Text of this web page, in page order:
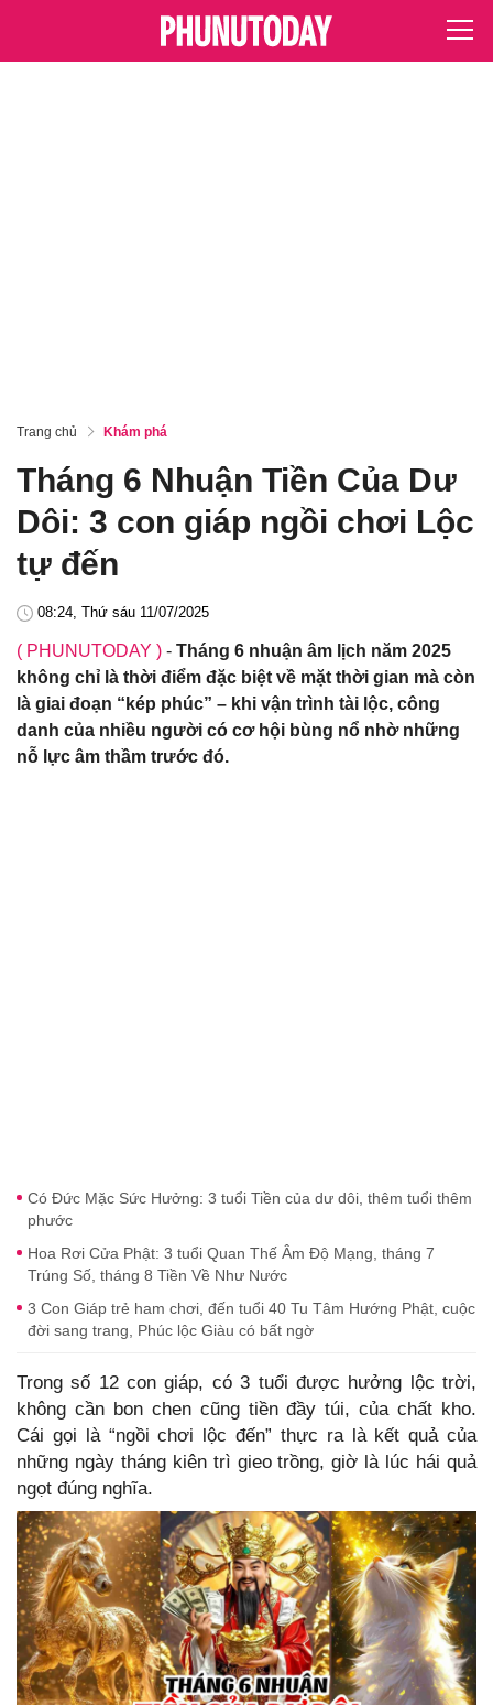
Trang chủ Khám phá
Tháng 6 Nhuận Tiền Của Dư
Dôi: 3 con giáp ngồi chơi Lộc
tự đến
08:24, Thứ sáu 11/07/2025
( PHUNUTODAY ) - Tháng 6 nhuận âm lịch năm 2025
không chỉ là thời điểm đặc biệt về mặt thời gian mà còn
là giai đoạn “kép phúc” – khi vận trình tài lộc, công
danh của nhiều người có cơ hội bùng nổ nhờ những
nỗ lực âm thầm trước đó.
Có Đức Mặc Sức Hưởng: 3 tuổi Tiền của dư dôi, thêm tuổi thêm
phước
Hoa Rơi Cửa Phật: 3 tuổi Quan Thế Âm Độ Mạng, tháng 7
Trúng Số, tháng 8 Tiền Về Như Nước
3 Con Giáp trẻ ham chơi, đến tuổi 40 Tu Tâm Hướng Phật, cuộc
đời sang trang, Phúc lộc Giàu có bất ngờ
Trong số 12 con giáp, có 3 tuổi được hưởng lộc trời,
không cần bon chen cũng tiền đầy túi, của chất kho.
Cái gọi là “ngồi chơi lộc đến” thực ra là kết quả của
những ngày tháng kiên trì gieo trồng, giờ là lúc hái quả
ngọt đúng nghĩa.